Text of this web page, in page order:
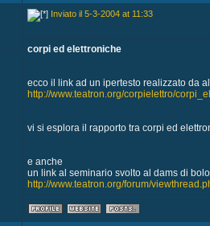
Inviato il 5-3-2004 at 11:33
corpi ed elettroniche
ecco il link ad un ipertesto realizzato da
http://www.teatron.org/corpielettro/
vi si esplora il rapporto tra corpi ed
e anche
un link al seminario svolto al dams di
http://www.teatron.org/forum/